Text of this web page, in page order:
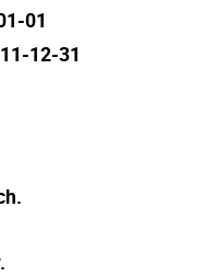
01
12-31